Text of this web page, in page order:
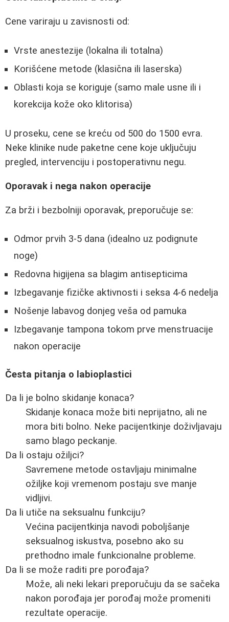
Cene variraju u zavisnosti od:
Vrste anestezije (lokalna ili totalna)
Korišćene metode (klasična ili laserska)
Oblasti koja se koriguje (samo male usne ili i
korekcija kože oko klitorisa)
U proseku, cene se kreću od 500 do 1500 evra.
Neke klinike nude paketne cene koje uključuju
pregled, intervenciju i postoperativnu negu.
Oporavak i nega nakon operacije
Za brži i bezbolniji oporavak, preporučuje se:
Odmor prvih 3-5 dana (idealno uz podignute
noge)
Redovna higijena sa blagim antisepticima
Izbegavanje fizičke aktivnosti i seksa 4-6 nedelja
Nošenje labavog donjeg veša od pamuka
Izbegavanje tampona tokom prve menstruacije
nakon operacije
Česta pitanja o labioplastici
Da li je bolno skidanje konaca?
Skidanje konaca može biti neprijatno, ali ne
mora biti bolno. Neke pacijentkinje doživljavaju
samo blago peckanje.
Da li ostaju ožiljci?
Savremene metode ostavljaju minimalne
ožiljke koji vremenom postaju sve manje
vidljivi.
Da li utiče na seksualnu funkciju?
Većina pacijentkinja navodi poboljšanje
seksualnog iskustva, posebno ako su
prethodno imale funkcionalne probleme.
Da li se može raditi pre porođaja?
Može, ali neki lekari preporučuju da se sačeka
nakon porođaja jer porođaj može promeniti
rezultate operacije.